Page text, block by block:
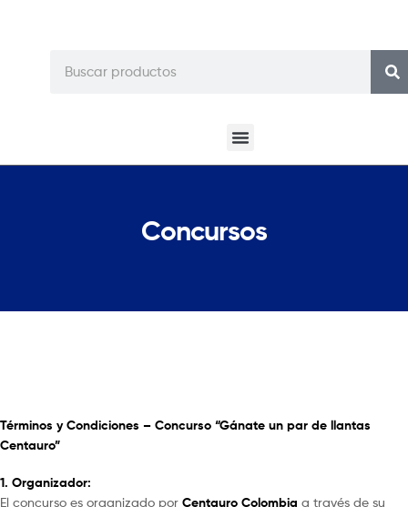
Concursos
Términos y Condiciones – Concurso “Gánate un par de llantas
Centauro”
1. Organizador:
El concurso es organizado por Centauro Colombia a través de su